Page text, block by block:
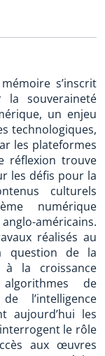
s’inscrit
souveraineté
un enjeu
technologiques,
les plateformes
réflexion trouve
les défis pour la
culturels
numérique
américains.
réalisés au
question de la
à la croissance
de
l’intelligence
aujourd’hui les
le rôle
aux œuvres